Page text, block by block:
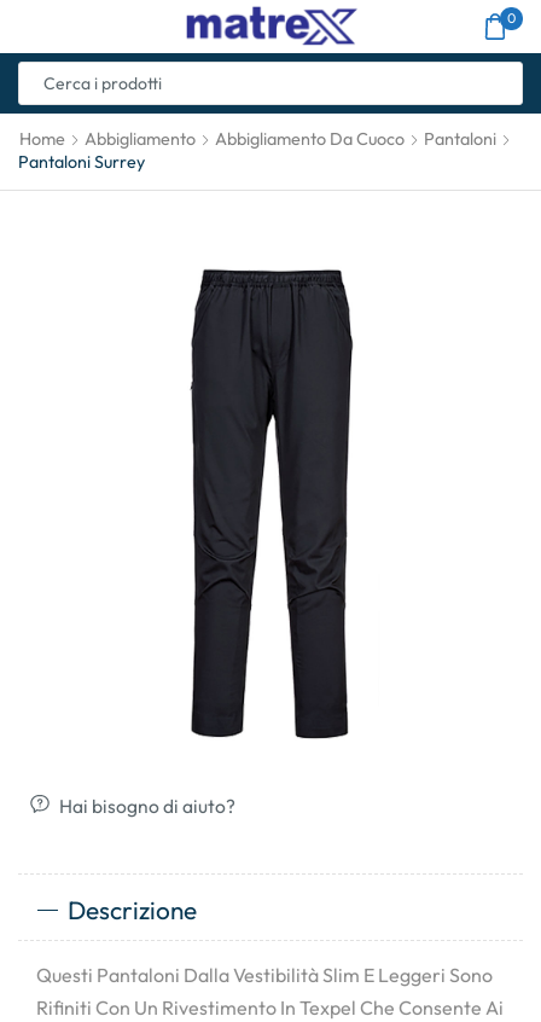
0
Home Abbigliamento Abbigliamento Da Cuoco
Pantaloni
Pantaloni Surrey
Hai bisogno di aiuto?
Descrizione
Questi Pantaloni Dalla Vestibilità Slim E Leggeri Sono
Rifiniti Con Un Rivestimento In Texpel Che Consente Ai